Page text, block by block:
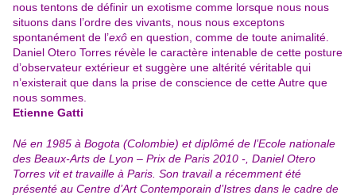
nous tentons de définir un exotisme comme lorsque nous nous
situons dans l’ordre des vivants, nous nous exceptons
spontanément de l’exô en question, comme de toute animalité.
Daniel Otero Torres révèle le caractère intenable de cette posture
d’observateur extérieur et suggère une altérité véritable qui
n’existerait que dans la prise de conscience de cette Autre que
nous sommes.
Etienne Gatti
Né en 1985 à Bogota (Colombie) et diplômé de l’Ecole nationale
des Beaux-Arts de Lyon – Prix de Paris 2010 -, Daniel Otero
Torres vit et travaille à Paris. Son travail a récemment été
présenté au Centre d’Art Contemporain d’Istres dans le cadre de